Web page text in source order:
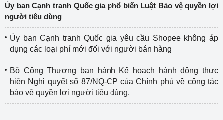
Ủy ban Cạnh tranh Quốc gia phổ biến Luật Bảo vệ quyền lợi
người tiêu dùng
Ủy ban Cạnh tranh Quốc gia yêu cầu Shopee không áp
dụng các loại phí mới đối với người bán hàng
Bộ Công Thương ban hành Kế hoạch hành động thực
hiện Nghị quyết số 87/NQ-CP của Chính phủ về công tác
bảo vệ quyền lợi người tiêu dùng.